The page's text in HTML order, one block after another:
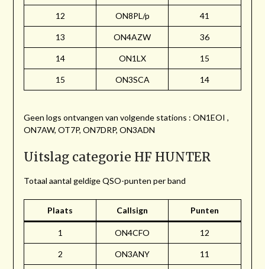
12 ON8PL/p 41
13 ON4AZW 36
14 ON1LX 15
15 ON3SCA 14
Geen logs ontvangen van volgende stations : ON1EOI ,
ON7AW, OT7P, ON7DRP, ON3ADN
Uitslag categorie HF HUNTER
Totaal aantal geldige QSO-punten per band
Plaats Callsign Punten
1 ON4CFO 12
2 ON3ANY 11